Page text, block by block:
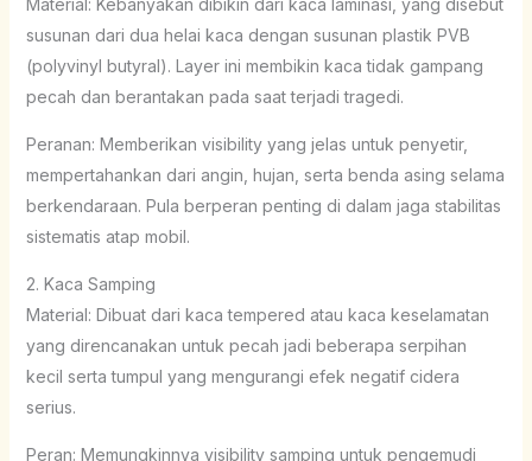
susunan dari dua helai kaca dengan susunan plastik PVB
(polyvinyl butyral). Layer ini membikin kaca tidak gampang
pecah dan berantakan pada saat terjadi tragedi.
Peranan: Memberikan visibility yang jelas untuk penyetir,
mempertahankan dari angin, hujan, serta benda asing selama
berkendaraan. Pula berperan penting di dalam jaga stabilitas
sistematis atap mobil.
2. Kaca Samping
Material: Dibuat dari kaca tempered atau kaca keselamatan
yang direncanakan untuk pecah jadi beberapa serpihan
kecil serta tumpul yang mengurangi efek negatif cidera
serius.
Peran: Memungkinnya visibility samping untuk pengemudi